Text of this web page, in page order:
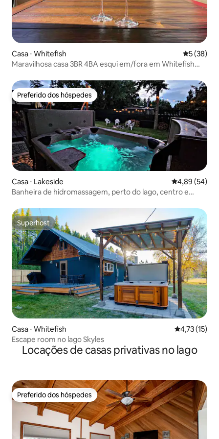
Casa ⋅ Whitefish 5 de uma
5 (38)
Maravilhosa casa 3BR 4BA esqui em/fora em Whitefish
Preferido dos hóspedes
Preferido dos hóspedes
Casa ⋅ Lakeside 4,89 de uma
4,89 (54)
Banheira de hidromassagem, perto do lago, centro e
Superhost
Superhost
Casa ⋅ Whitefish 4,73 de uma
4,73 (15)
Escape room no lago Skyles
Locações de casas privativas no lago
Preferido dos hóspedes
Preferido dos hóspedes